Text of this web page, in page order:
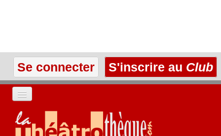
Se connecter S'inscrire au Club
ACCUEIL